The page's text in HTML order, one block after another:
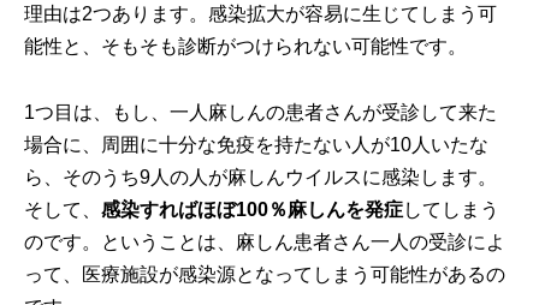
理由は2つあります。感染拡大が容易に生じてしまう可
能性と、そもそも診断がつけられない可能性です。
1つ目は、もし、一人麻しんの患者さんが受診して来た
場合に、周囲に十分な免疫を持たない人が10人いたな
ら、そのうち9人の人が麻しんウイルスに感染します。
そして、感染すればほぼ100％麻しんを発症してしまう
のです。ということは、麻しん患者さん一人の受診によ
って、医療施設が感染源となってしまう可能性があるの